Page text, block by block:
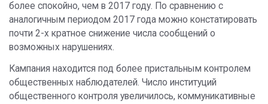
более спокойно, чем в 2017 году. По сравнению с
аналогичным периодом 2017 года можно констатировать
почти 2-х кратное снижение числа сообщений о
возможных нарушениях.
Кампания находится под более пристальным контролем
общественных наблюдателей. Число институций
общественного контроля увеличилось, коммуникативные